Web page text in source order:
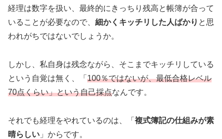
経理は数字を扱い、最終的にきっちり残高と帳簿が合って
いることが必要なので、 細かくキッチリした人ばかり と思
われがちではないでしょうか。
しかし、私自身は残念ながら、そこまでキッチリしている
という自覚は無く、「 100％ではないが、最低合格レベル
70点くらい」という自己採点なんです。
それでも経理をやれているのは、「 複式簿記の仕組みが素
晴らしい 」からです。